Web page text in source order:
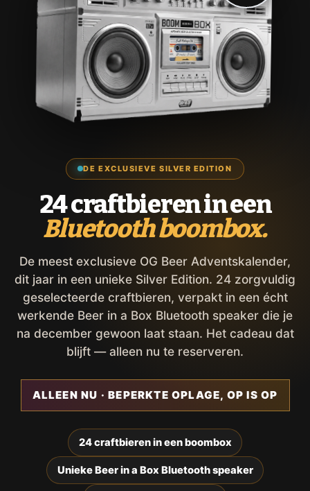
DE EXCLUSIEVE SILVER EDITION
24 craftbieren in een
Bluetooth boombox.
De meest exclusieve OG Beer Adventskalender,
dit jaar in een unieke Silver Edition. 24 zorgvuldig
geselecteerde craftbieren, verpakt in een écht
werkende Beer in a Box Bluetooth speaker die je
na december gewoon laat staan. Het cadeau dat
blijft — alleen nu te reserveren.
ALLEEN NU · BEPERKTE OPLAGE, OP IS OP
24 craftbieren in een boombox
Unieke Beer in a Box Bluetooth speaker